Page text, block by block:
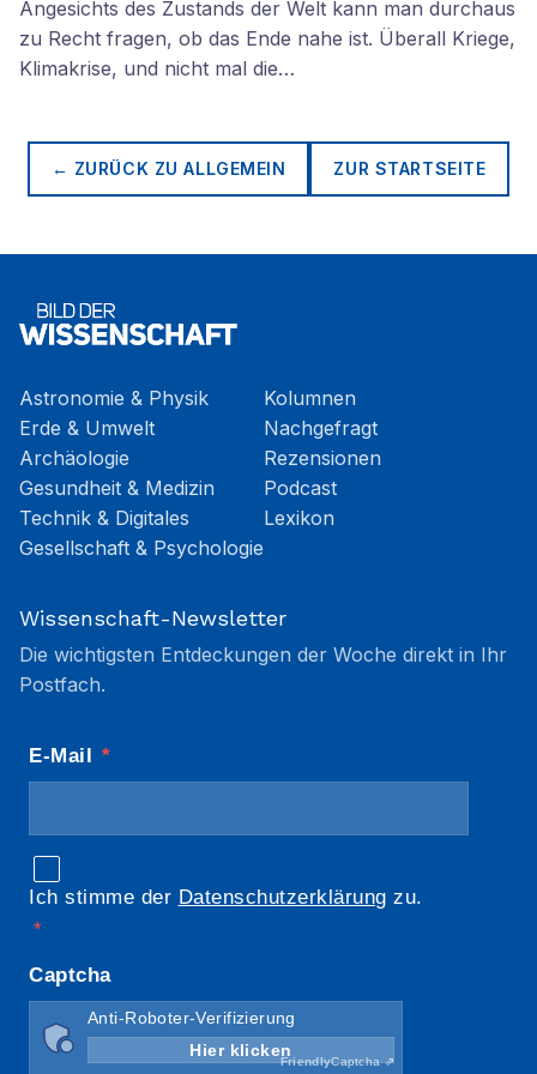
Angesichts des Zustands der Welt kann man durchaus
zu Recht fragen, ob das Ende nahe ist. Überall Kriege,
Klimakrise, und nicht mal die…
← ZURÜCK ZUALLGEMEIN ZUR STARTSEITE
Astronomie & Physik
Erde & Umwelt
Archäologie
Gesundheit & Medizin
Technik & Digitales
Gesellschaft & Psychologie
Kolumnen
Nachgefragt
Rezensionen
Podcast
Lexikon
Wissenschaft-Newsletter
Die wichtigsten Entdeckungen der Woche direkt in Ihr
Postfach.